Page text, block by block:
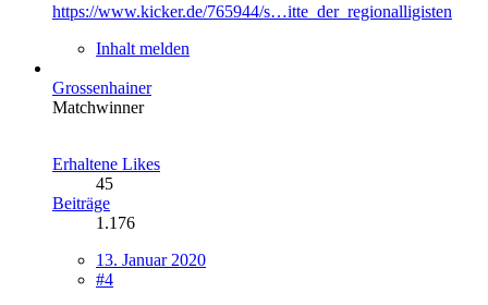
https://www.kicker.de/765944/s…itte_der_regionalligisten
Inhalt melden
Grossenhainer
Matchwinner
Erhaltene Likes
45
Beiträge
1.176
13. Januar 2020
#4